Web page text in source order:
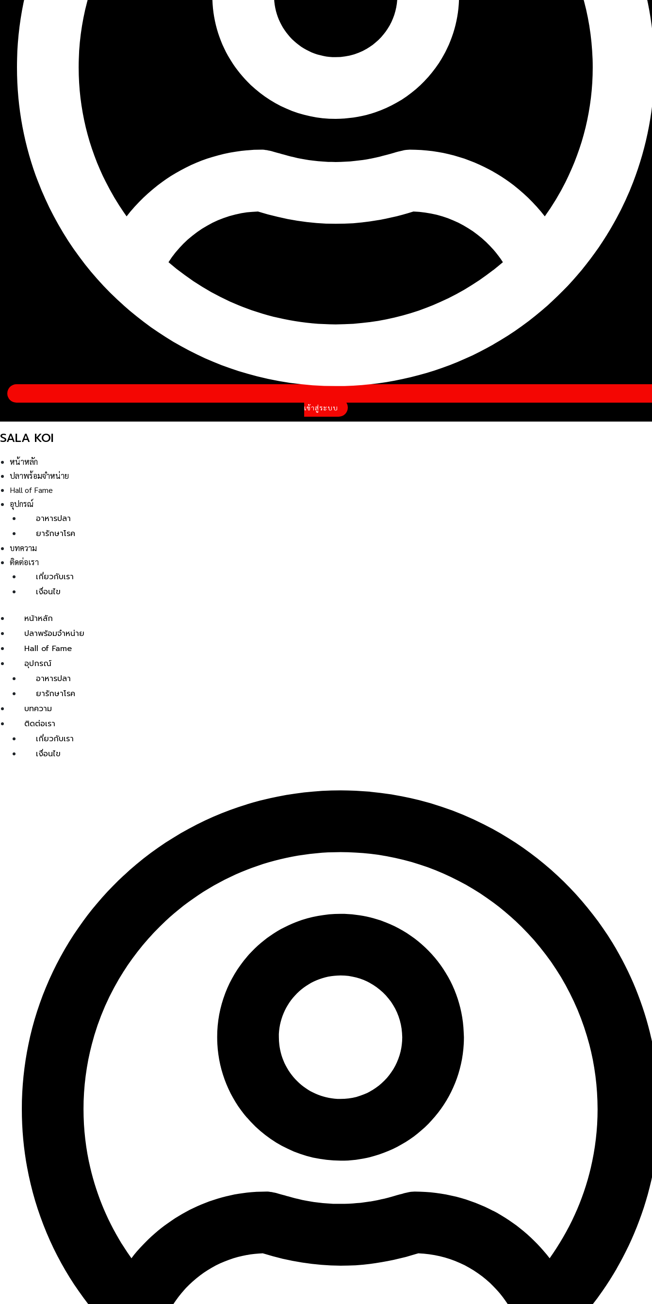
เข้าสู่ระบบ
SALA KOI
หน้าหลัก
ปลาพร้อมจำหน่าย
Hall of Fame
อุปกรณ์
อาหารปลา
ยารักษาโรค
บทความ
ติดต่อเรา
เกี่ยวกับเรา
เงื่อนไข
หน้าหลัก
ปลาพร้อมจำหน่าย
Hall of Fame
อุปกรณ์
อาหารปลา
ยารักษาโรค
บทความ
ติดต่อเรา
เกี่ยวกับเรา
เงื่อนไข